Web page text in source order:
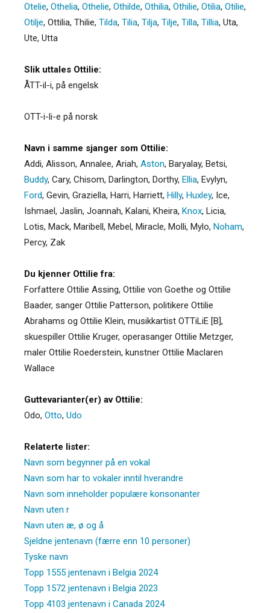
Otelie, Othelia, Othelie, Othilde, Othilia, Othilie, Otilia, Otilie,
Otilje, Ottilia, Thilie, Tilda, Tilia, Tilja, Tilje, Tilla, Tillia, Uta,
Ute, Utta
Slik uttales Ottilie:
ÅTT-il-i, på engelsk
OTT-i-li-e på norsk
Navn i samme sjanger som Ottilie:
Addi, Alisson, Annalee, Ariah, Aston, Baryalay, Betsi,
Buddy, Cary, Chisom, Darlington, Dorthy, Ellia, Evylyn,
Ford, Gevin, Graziella, Harri, Harriett, Hilly, Huxley, Ice,
Ishmael, Jaslin, Joannah, Kalani, Kheira, Knox, Licia,
Lotis, Mack, Maribell, Mebel, Miracle, Molli, Mylo, Noham,
Percy, Zak
Du kjenner Ottilie fra:
Forfattere Ottilie Assing, Ottilie von Goethe og Ottilie
Baader, sanger Ottilie Patterson, politikere Ottilie
Abrahams og Ottilie Klein, musikkartist OTTiLiE [B],
skuespiller Ottilie Kruger, operasanger Ottilie Metzger,
maler Ottilie Roederstein, kunstner Ottilie Maclaren
Wallace
Guttevarianter(er) av Ottilie:
Odo, Otto, Udo
Relaterte lister:
Navn som begynner på en vokal
Navn som har to vokaler inntil hverandre
Navn som inneholder populære konsonanter
Navn uten r
Navn uten æ, ø og å
Sjeldne jentenavn (færre enn 10 personer)
Tyske navn
Topp 1555 jentenavn i Belgia 2024
Topp 1572 jentenavn i Belgia 2023
Topp 4103 jentenavn i Canada 2024